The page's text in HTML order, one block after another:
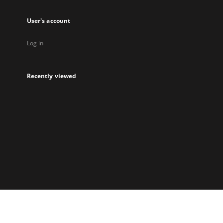
User's account
Log in
Recently viewed